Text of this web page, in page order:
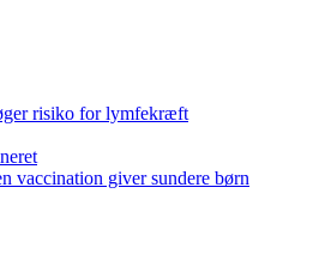
risiko for lymfekræft
vaccination giver sundere børn